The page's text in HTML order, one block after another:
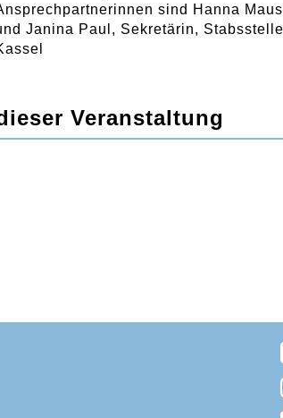
sind Hanna
Janina Paul, Sekretärin,
Veranstaltung